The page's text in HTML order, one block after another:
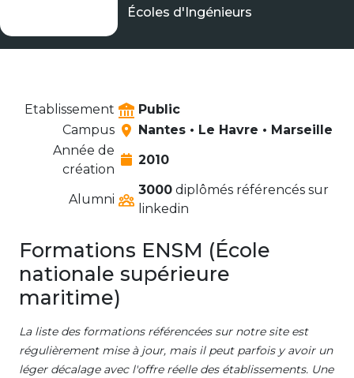
Écoles d'Ingénieurs
Etablissement
Public
Campus
Nantes • Le Havre • Marseille
Année de
création
2010
Alumni
3000 diplômés référencés sur
linkedin
Formations ENSM (École
nationale supérieure
maritime)
La liste des formations référencées sur notre site est
régulièrement mise à jour, mais il peut parfois y avoir un
léger décalage avec l'offre réelle des établissements. Une